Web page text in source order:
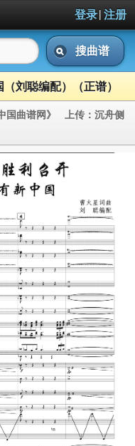
登录| 注册
搜曲谱
刘聪编配）（正谱）
国曲谱网》 上传： 沉舟侧